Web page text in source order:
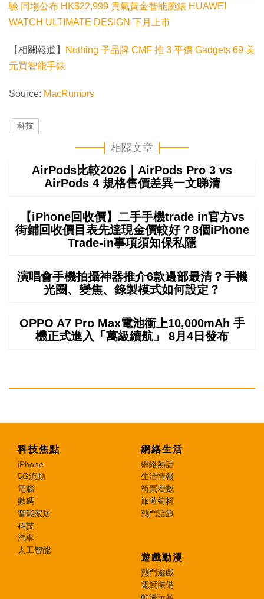
驗 同場公布 HK$22,999 貴氣黃金智能腕錶 HUAWEI
WATCH ULTIMATE DESIGN 下月上市
【相關報道】
Nothing 子品牌 CMF 推 3 平價 Gadgets 69 美
元買智能手錶
Source: MacRumors
科技
相關文章
AirPods比較2026｜AirPods Pro 3 vs
AirPods 4 規格售價差異一文睇清
【iPhone回收價】二手手機trade in官方vs
街鋪回收價目表先達現金價較好？8個iPhone
Trade-in事項須知保私隱
演唱會手機拍攝神器推介6款邊部最清？手機
光圈、變焦、錄製模式如何設定？
OPPO A7 Pro Max電池衝上10,000mAh 手
機正式進入「萬級續航」 8月4日發布
科技焦點
iPhone
5G流動
電腦
數碼
智能家居
科技
汽車
人工智能
網絡生活
網絡熱話
生活情報
筍買着數
旅遊筍料
熱門話題
遊戲動漫
熱門遊戲
電競裝備
動漫玩具